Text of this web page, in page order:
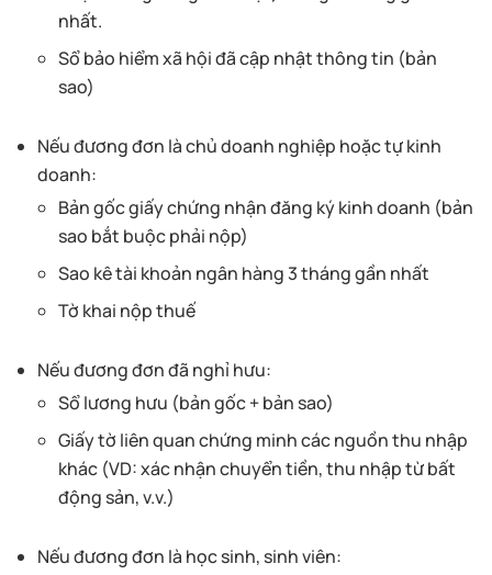
nhất.
Sổ bảo hiểm xã hội đã cập nhật thông tin (bản
sao)
Nếu đương đơn là chủ doanh nghiệp hoặc tự kinh
doanh:
Bản gốc giấy chứng nhận đăng ký kinh doanh (bản
sao bắt buộc phải nộp)
Sao kê tài khoản ngân hàng 3 tháng gần nhất
Tờ khai nộp thuế
Nếu đương đơn đã nghỉ hưu:
Sổ lương hưu (bản gốc + bản sao)
Giấy tờ liên quan chứng minh các nguồn thu nhập
khác (VD: xác nhận chuyển tiền, thu nhập từ bất
động sản, v.v.)
Nếu đương đơn là học sinh, sinh viên: